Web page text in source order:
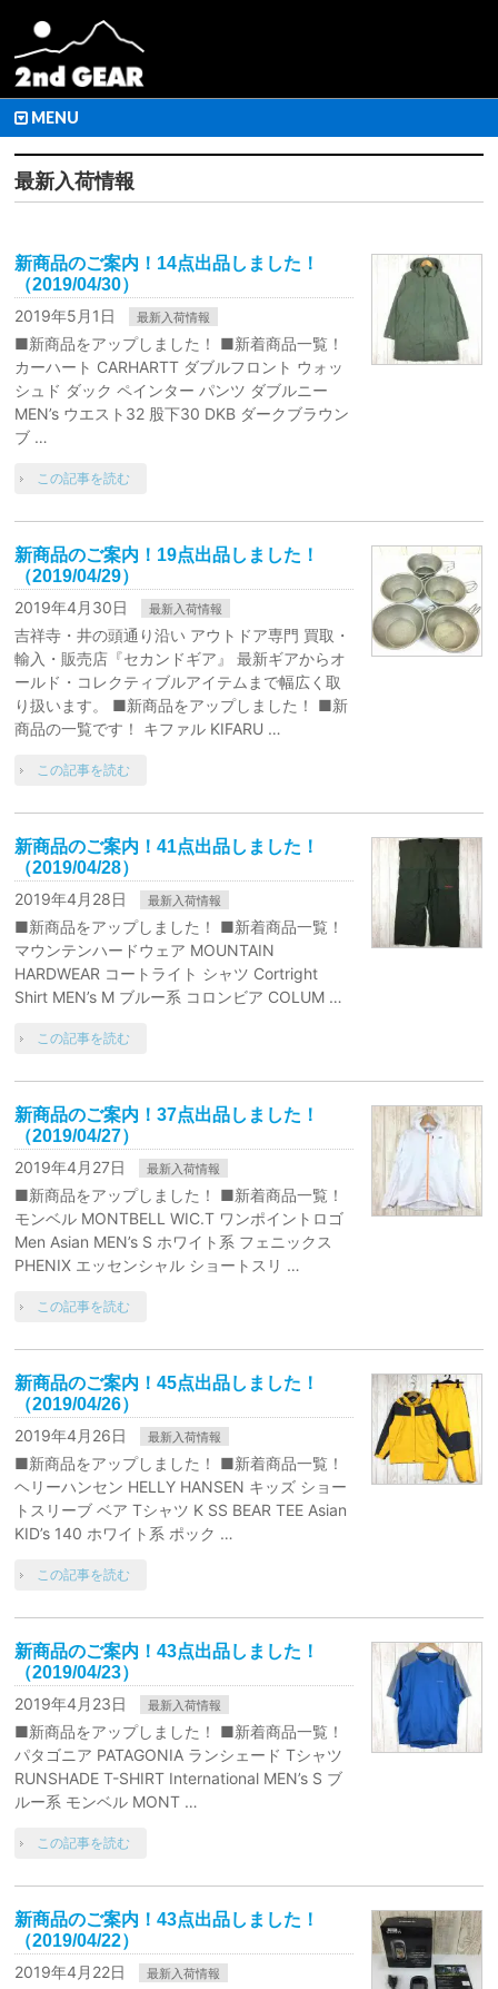
MENU
最新入荷情報
新商品のご案内！14点出品しました！
（2019/04/30）
2019年5月1日
最新入荷情報
■新商品をアップしました！ ■新着商品一覧！
カーハート CARHARTT ダブルフロント ウォッ
シュド ダック ペインター パンツ ダブルニー
MEN’s ウエスト32 股下30 DKB ダークブラウン
ブ …
この記事を読む
新商品のご案内！19点出品しました！
（2019/04/29）
2019年4月30日
最新入荷情報
吉祥寺・井の頭通り沿い アウトドア専門 買取・
輸入・販売店『セカンドギア』 最新ギアからオ
ールド・コレクティブルアイテムまで幅広く取
り扱います。 ■新商品をアップしました！ ■新
商品の一覧です！ キファル KIFARU …
この記事を読む
新商品のご案内！41点出品しました！
（2019/04/28）
2019年4月28日
最新入荷情報
■新商品をアップしました！ ■新着商品一覧！
マウンテンハードウェア MOUNTAIN
HARDWEAR コートライト シャツ Cortright
Shirt MEN’s M ブルー系 コロンビア COLUM …
この記事を読む
新商品のご案内！37点出品しました！
（2019/04/27）
2019年4月27日
最新入荷情報
■新商品をアップしました！ ■新着商品一覧！
モンベル MONTBELL WIC.T ワンポイントロゴ
Men Asian MEN’s S ホワイト系 フェニックス
PHENIX エッセンシャル ショートスリ …
この記事を読む
新商品のご案内！45点出品しました！
（2019/04/26）
2019年4月26日
最新入荷情報
■新商品をアップしました！ ■新着商品一覧！
ヘリーハンセン HELLY HANSEN キッズ ショー
トスリーブ ベア Tシャツ K SS BEAR TEE Asian
KID’s 140 ホワイト系 ポック …
この記事を読む
新商品のご案内！43点出品しました！
（2019/04/23）
2019年4月23日
最新入荷情報
■新商品をアップしました！ ■新着商品一覧！
パタゴニア PATAGONIA ランシェード Tシャツ
RUNSHADE T-SHIRT International MEN’s S ブ
ルー系 モンベル MONT …
この記事を読む
新商品のご案内！43点出品しました！
（2019/04/22）
2019年4月22日
最新入荷情報